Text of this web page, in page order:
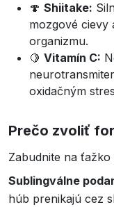
🍄 Shiitake:
mozgové cievy
organizmu.
🍋 Vitamín C:
oxidačným
Prečo zvoliť
Zabudnite na
Sublingválne
húb prenikajú cez